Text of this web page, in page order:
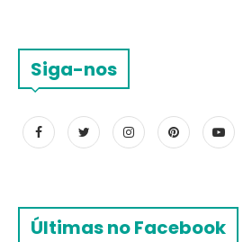
Siga-nos
Últimas no Facebook